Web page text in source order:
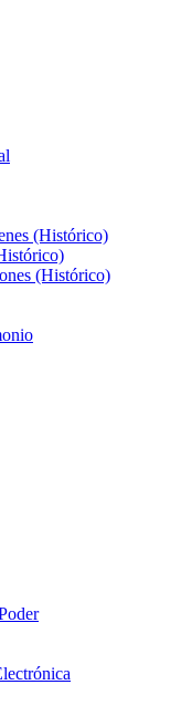
(Histórico)
(Histórico)